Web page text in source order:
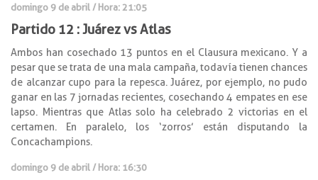
domingo 9 de abril / Hora: 21:05
Partido 12 : Juárez vs Atlas
Ambos han cosechado 13 puntos en el Clausura mexicano. Y a
pesar que se trata de una mala campaña, todavía tienen chances
de alcanzar cupo para la repesca. Juárez, por ejemplo, no pudo
ganar en las 7 jornadas recientes, cosechando 4 empates en ese
lapso. Mientras que Atlas solo ha celebrado 2 victorias en el
certamen. En paralelo, los ‘zorros’ están disputando la
Concachampions.
domingo 9 de abril / Hora: 16:30